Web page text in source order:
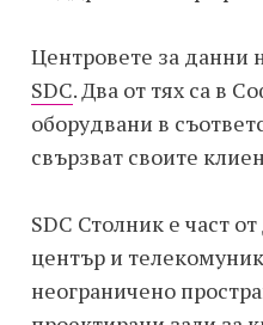
Центровете за данни
SDC. Два от тях са в
оборудвани в
свързват своите
SDC Столник е част
център и
неограничено